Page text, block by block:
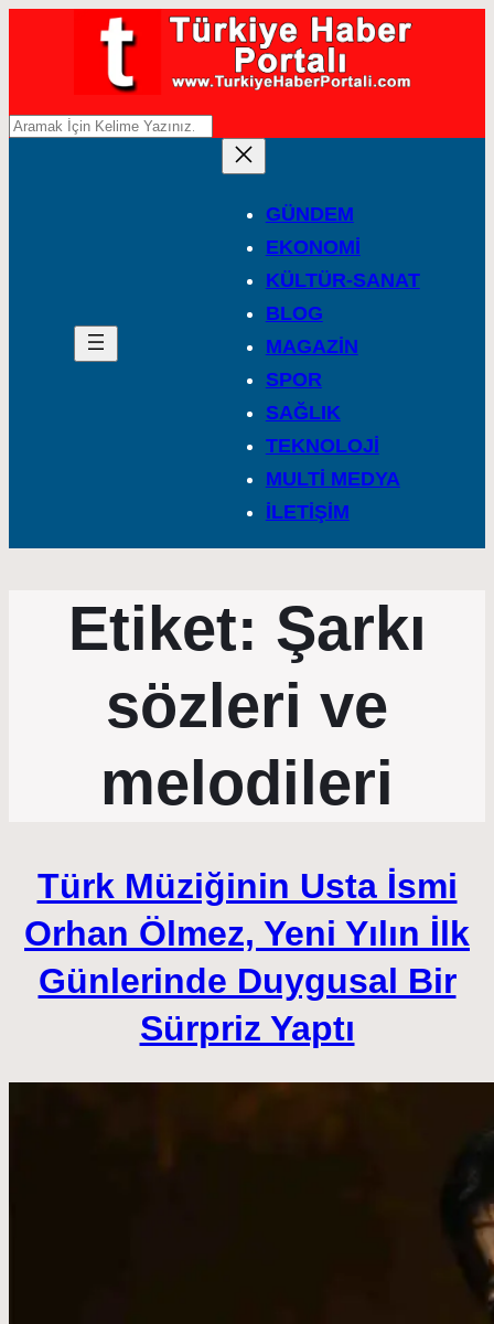
A
GÜNDEM
EKONOMİ
KÜLTÜR-SANAT
BLOG
MAGAZİN
SPOR
SAĞLIK
TEKNOLOJİ
MULTİ MEDYA
İLETİŞİM
Etiket: Şarkı
sözleri ve
melodileri
Türk Müziğinin Usta İsmi
Orhan Ölmez, Yeni Yılın İlk
Günlerinde Duygusal Bir
Sürpriz Yaptı